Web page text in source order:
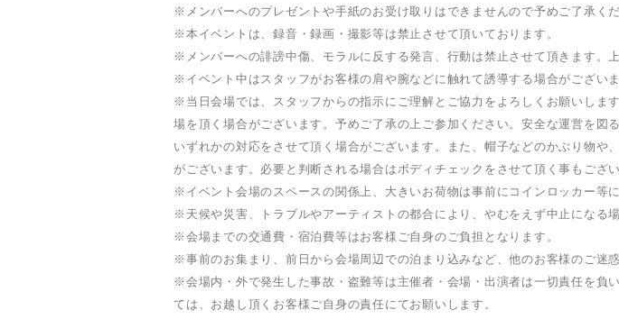
※メンバーへのプレゼントや手紙のお受け取りはできませんので予めご了承くだ
※本イベントは、録音・録画・撮影等は禁止させて頂いております。
※メンバーへの誹謗中傷、モラルに反する発言、行動は禁止させて頂きます。
※イベント中はスタッフがお客様の肩や腕などに触れて誘導する場合がござい
※当日会場では、スタッフからの指示にご理解とご協力をよろしくお願いしま
場を頂く場合がございます。予めご了承の上ご参加ください。安全な運営を図
いずれかの対応をさせて頂く場合がございます。また、帽子などのかぶり物
がございます。必要と判断される場合はボディチェックをさせて頂く事もござ
※イベント会場のスペースの関係上、大きいお荷物は事前にコインロッカー等
※天候や災害、トラブルやアーティストの都合により、やむをえず中止になる
※会場までの交通費・宿泊費等はお客様ご自身のご負担となります。
※事前のお集まり、前日から会場周辺での泊まり込みなど、他のお客様のご迷
※会場内・外で発生した事故・盗難等は主催者・会場・出演者は一切責任を負
ては、お越し頂くお客様ご自身の責任にてお願いします。